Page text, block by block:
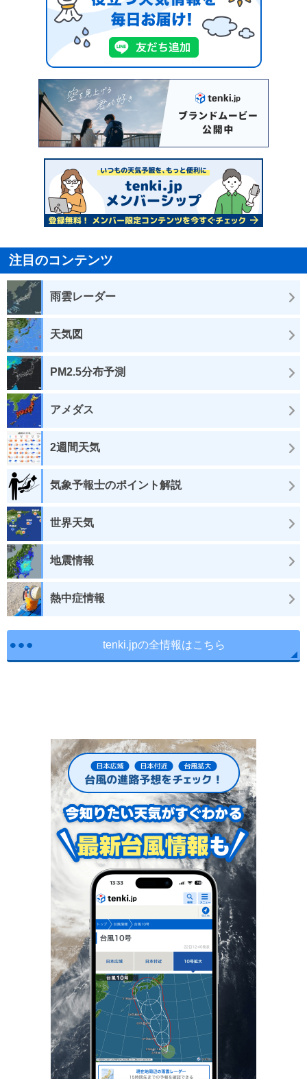
注目のコンテンツ
雨雲レーダー
天気図
PM2.5分布予測
アメダス
2週間天気
気象予報士のポイント解説
世界天気
地震情報
熱中症情報
tenki.jpの全情報はこちら